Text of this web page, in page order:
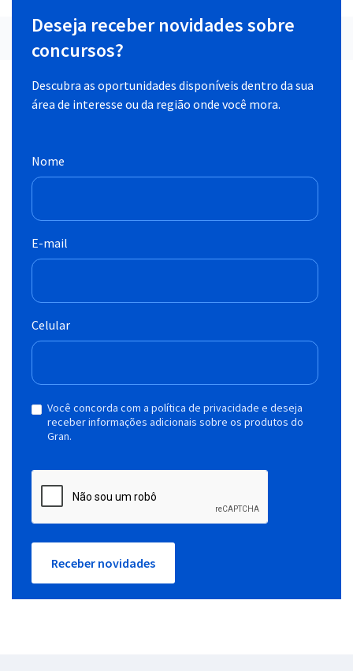
Deseja receber novidades sobre
concursos?
Descubra as oportunidades disponíveis dentro da sua
área de interesse ou da região onde você mora.
Nome
E-mail
Celular
Você concorda com a política de privacidade e deseja
receber informações adicionais sobre os produtos do
Gran.
Receber novidades